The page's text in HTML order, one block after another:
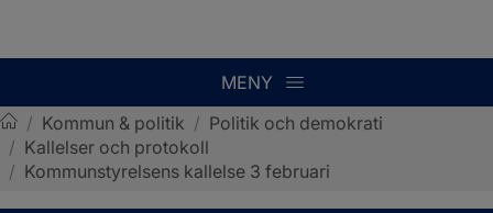
MENY
Sotenäs kommun
/ Kommun & politik / Politik och demokrati
/ Kallelser och protokoll
/ Kommunstyrelsens kallelse 3 februari